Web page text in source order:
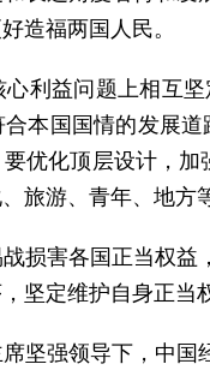
造福两国人民。
利益问题上相互
本国国情的发展
优化顶层设计，
旅游、青年、地
损害各国正当权
坚定维护自身正当
坚强领导下，中